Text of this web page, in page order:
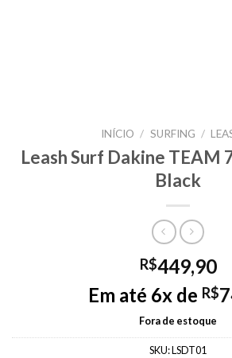
INÍCIO / SURFING /
Leash Surf Dakine TEAM
Black
R$449,90
Em até 6x de R$
Fora de estoque
SKU:LSDT01